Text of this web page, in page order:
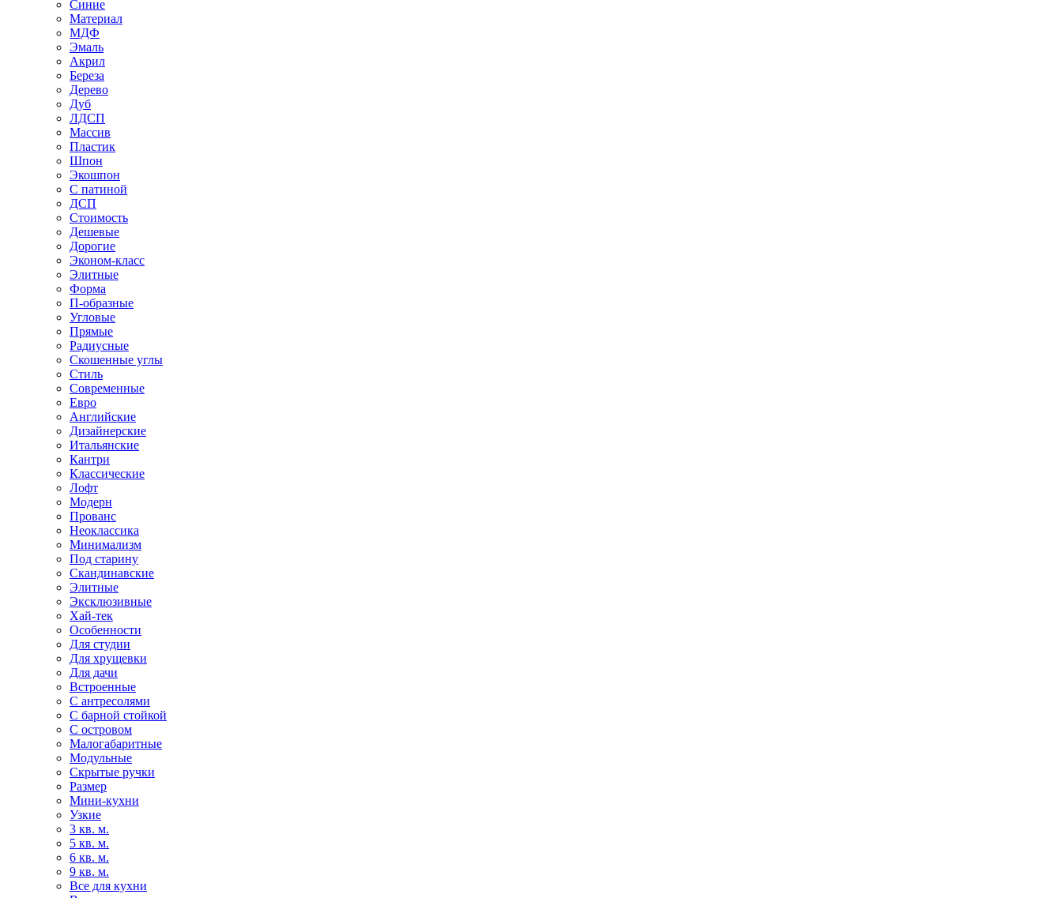
Синие
Материал
МДФ
Эмаль
Акрил
Береза
Дерево
Дуб
ЛДСП
Массив
Пластик
Шпон
Экошпон
С патиной
ДСП
Стоимость
Дешевые
Дорогие
Эконом-класс
Элитные
Форма
П-образные
Угловые
Прямые
Радиусные
Скошенные углы
Стиль
Современные
Евро
Английские
Дизайнерские
Итальянские
Кантри
Классические
Лофт
Модерн
Прованс
Неоклассика
Минимализм
Под старину
Скандинавские
Элитные
Эксклюзивные
Хай-тек
Особенности
Для студии
Для хрущевки
Для дачи
Встроенные
С антресолями
С барной стойкой
С островом
Малогабаритные
Модульные
Скрытые ручки
Размер
Мини-кухни
Узкие
3 кв. м.
5 кв. м.
6 кв. м.
9 кв. м.
Все для кухни